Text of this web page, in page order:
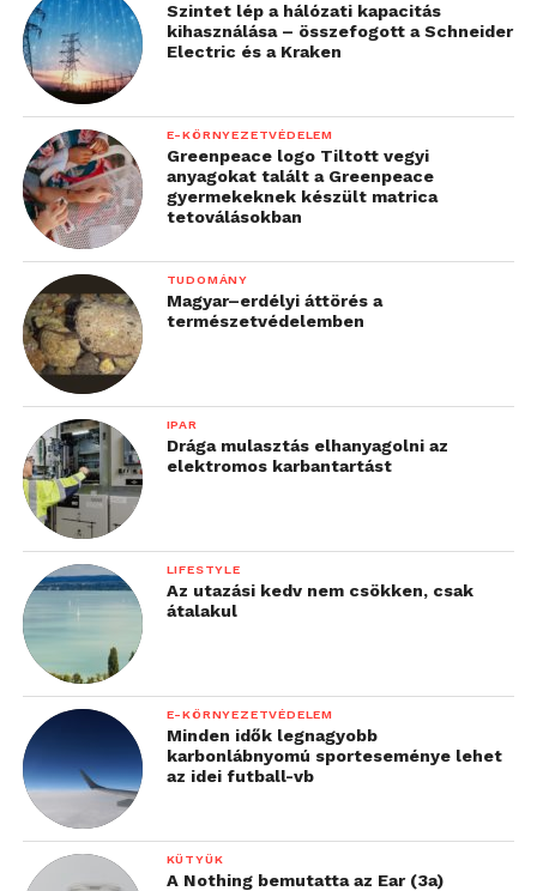
Szintet lép a hálózati kapacitás
kihasználása – összefogott a Schneider
Electric és a Kraken
E-KÖRNYEZETVÉDELEM
Greenpeace logo Tiltott vegyi
anyagokat talált a Greenpeace
gyermekeknek készült matrica
tetoválásokban
TUDOMÁNY
Magyar–erdélyi áttörés a
természetvédelemben
IPAR
Drága mulasztás elhanyagolni az
elektromos karbantartást
LIFESTYLE
Az utazási kedv nem csökken, csak
átalakul
E-KÖRNYEZETVÉDELEM
Minden idők legnagyobb
karbonlábnyomú sporteseménye lehet
az idei futball-vb
KÜTYÜK
A Nothing bemutatta az Ear (3a)